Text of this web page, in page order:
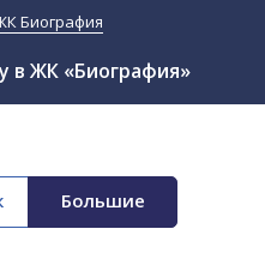
Биография
в ЖК «Биография»